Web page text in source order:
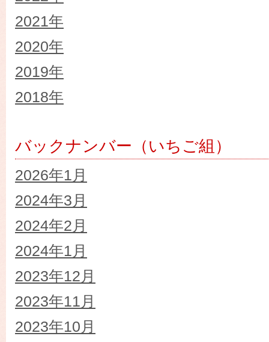
2021年
2020年
2019年
2018年
バックナンバー（いちご組）
2026年1月
2024年3月
2024年2月
2024年1月
2023年12月
2023年11月
2023年10月